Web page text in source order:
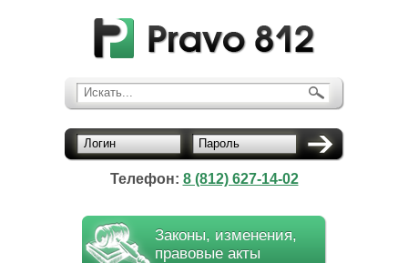
Искать...
Логин Пароль
Телефон: 8 (812) 627-14-02
Законы, изменения,
правовые акты